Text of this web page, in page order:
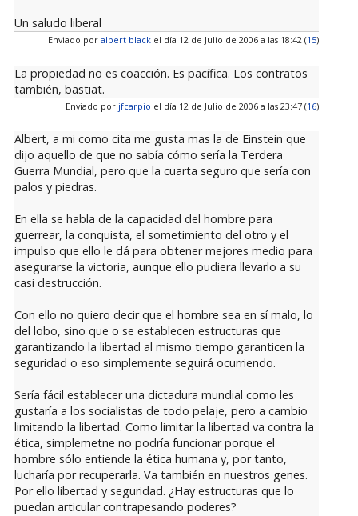
Un saludo liberal
Enviado por albert blackel día 12 de Julio de 2006 a las 18:42 (15)
La propiedad no es coacción. Es pacífica. Los contratos
también, bastiat.
Enviado por jfcarpio el día 12 de Julio de 2006 a las 23:47 (16)
Albert, a mi como cita me gusta mas la de Einstein que
dijo aquello de que no sabía cómo sería la Terdera
Guerra Mundial, pero que la cuarta seguro que sería con
palos y piedras.
En ella se habla de la capacidad del hombre para
guerrear, la conquista, el sometimiento del otro y el
impulso que ello le dá para obtener mejores medio para
asegurarse la victoria, aunque ello pudiera llevarlo a su
casi destrucción.
Con ello no quiero decir que el hombre sea en sí malo, lo
del lobo, sino que o se establecen estructuras que
garantizando la libertad al mismo tiempo garanticen la
seguridad o eso simplemente seguirá ocurriendo.
Sería fácil establecer una dictadura mundial como les
gustaría a los socialistas de todo pelaje, pero a cambio
limitando la libertad. Como limitar la libertad va contra la
ética, simplemetne no podría funcionar porque el
hombre sólo entiende la ética humana y, por tanto,
lucharía por recuperarla. Va también en nuestros genes.
Por ello libertad y seguridad. ¿Hay estructuras que lo
puedan articular contrapesando poderes?